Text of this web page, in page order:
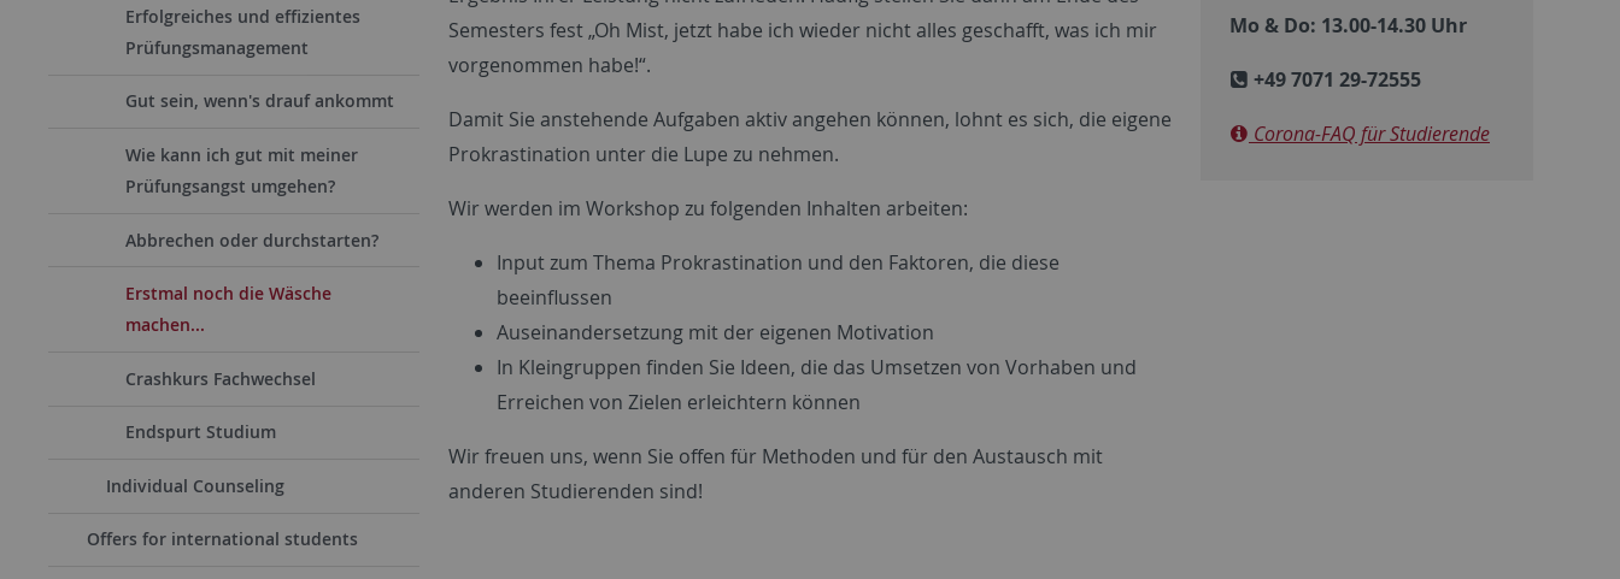
Erfolgreiches und effizientes
Prüfungsmanagement
Gut sein, wenn's drauf ankommt
Wie kann ich gut mit meiner
Prüfungsangst umgehen?
Abbrechen oder durchstarten?
Erstmal noch die Wäsche
machen...
Crashkurs Fachwechsel
Endspurt Studium
Individual Counseling
Offers for international students
Semesters fest „Oh Mist, jetzt habe ich wieder nicht alles geschafft, was ich mir
vorgenommen habe!“.
Damit Sie anstehende Aufgaben aktiv angehen können, lohnt es sich, die eigene
Prokrastination unter die Lupe zu nehmen.
Wir werden im Workshop zu folgenden Inhalten arbeiten:
Input zum Thema Prokrastination und den Faktoren, die diese
beeinflussen
Auseinandersetzung mit der eigenen Motivation
In Kleingruppen finden Sie Ideen, die das Umsetzen von Vorhaben und
Erreichen von Zielen erleichtern können
Wir freuen uns, wenn Sie offen für Methoden und für den Austausch mit
anderen Studierenden sind!
Mo & Do: 13.00-14.30 Uhr
+49 7071 29-72555
Corona-FAQ für Studierende